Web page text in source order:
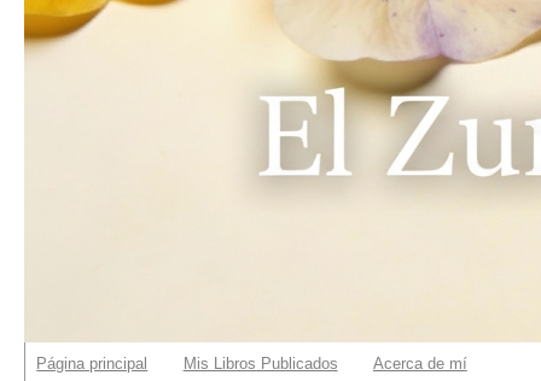
Página principal Mis Libros Publicados Acerca de mí